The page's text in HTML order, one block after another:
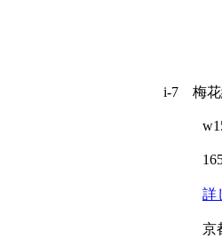
i-7 梅
w153
詳
京都